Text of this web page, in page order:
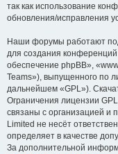
так как использование
обновления/исправления
Наши форумы работают
для создания
обеспечение phpBB»,
Teams»), выпущенного по
дальнейшем «GPL»).
Ограничения лицензии
связаны с организацией и
Limited не несёт
определяет в качестве
За дополнительной